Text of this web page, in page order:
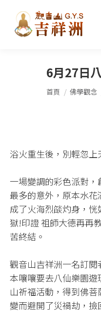
6月27日
您在這裡：
首頁 佛學觀念
浴火重生後，別輕忽
一場變調的彩色派對
最多的意外，原本水
成了火海烈燄灼身，
獄!印證 祖師大德再再
苦終結。​
觀音山吉祥洲一名訂
本嚷嚷要去八仙樂園
山祈福活動，得到佛
變而避開了災禍劫，撿